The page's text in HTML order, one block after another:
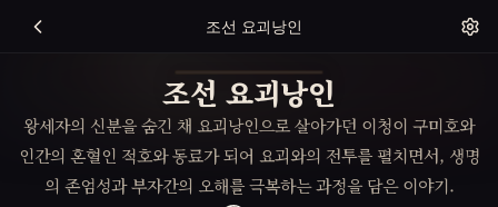
조선 요괴낭인
조선 요괴낭인
왕세자의 신분을 숨긴 채 요괴낭인으로 살아가던 이청이 구미호와
인간의 혼혈인 적호와 동료가 되어 요괴와의 전투를 펼치면서, 생명
의 존엄성과 부자간의 오해를 극복하는 과정을 담은 이야기.